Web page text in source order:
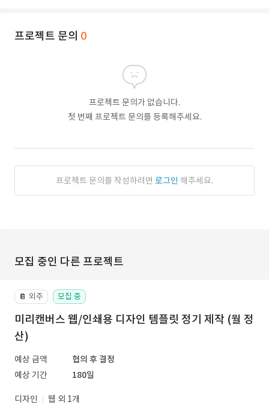
프로젝트 문의 0
프로젝트 문의가 없습니다.
첫 번째 프로젝트 문의를 등록해주세요.
프로젝트 문의를 작성하려면 로그인 해주세요.
모집 중인 다른 프로젝트
📔 외주 모집 중
미리캔버스 웹/인쇄용 디자인 템플릿 정기 제작 (월 정
산)
예상 금액
협의 후 결정
예상 기간
180일
디자인
웹 외 1개